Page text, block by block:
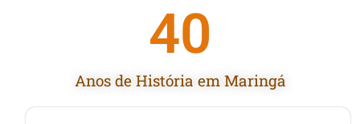
Anos de História em Maringá
40